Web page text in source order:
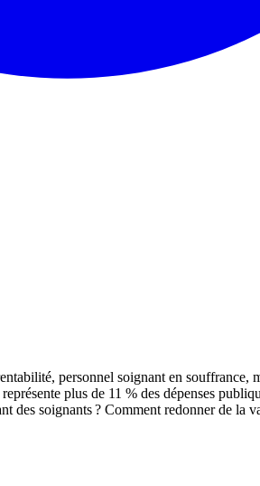
personnel soignant en
plus de 11 % des dépenses
des soignants ? Comment redonner de la